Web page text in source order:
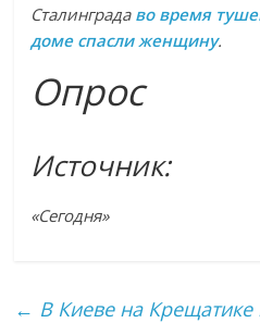
Сталинградаво время
доме спасли женщину.
Опрос
Источник:
«Сегодня»
← В Киеве на